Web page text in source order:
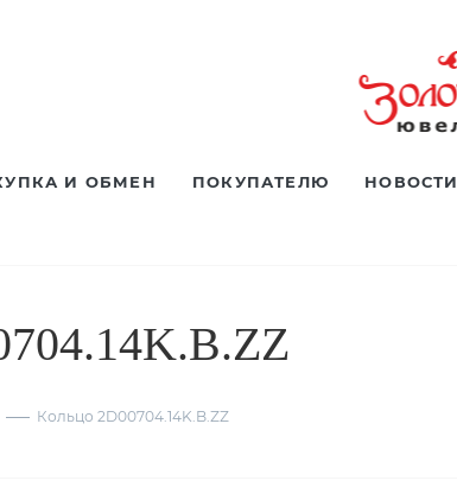
И ОБМЕН ПОКУПАТЕЛЮ НОВОСТИ
Кольцо 2D00704.14K.B.ZZ